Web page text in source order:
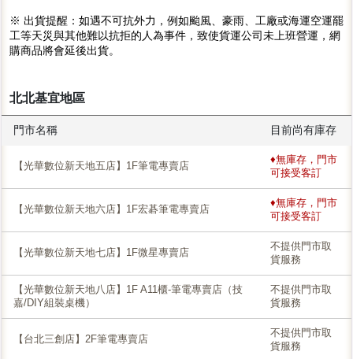
※ 出貨提醒：如遇不可抗外力，例如颱風、豪雨、工廠或海運空運罷
工等天災與其他難以抗拒的人為事件，致使貨運公司未上班營運，網
購商品將會延後出貨。
北北基宜地區
門市名稱 目前尚有庫存
【光華數位新天地五店】1F筆電專賣店
♦無庫存，門市
可接受客訂
【光華數位新天地六店】1F宏碁筆電專賣店
♦無庫存，門市
可接受客訂
【光華數位新天地七店】1F微星專賣店
不提供門市取
貨服務
【光華數位新天地八店】1F A11櫃-筆電專賣店（技
嘉/DIY組裝桌機）
不提供門市取
貨服務
【台北三創店】2F筆電專賣店
不提供門市取
貨服務